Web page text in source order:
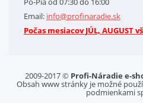
GDPR-Informácie o spracovaní
Cookies
Email: info@profinaradie.sk
Počas mesiacov JÚL, AUGUST
2009-2017 © Profi-Náradie e-
Obsah www stránky je možné
podmienkami